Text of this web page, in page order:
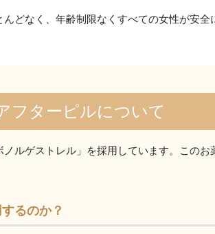
どなく、年齢制限なくすべての女性が安全
フターピルについて
ルゲストレル」を採用しています。この
るのか？